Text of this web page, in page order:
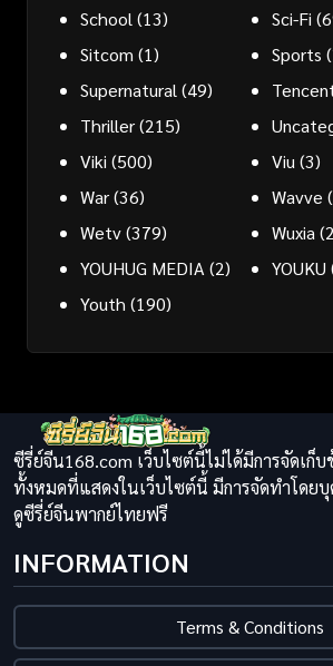
School (13) Sci-Fi
Sitcom (1) Sports
Supernatural (49)
Thriller(215)
Viki (500) Viu (3)
War(36) Wavve
Wetv(379) Wuxia
YOUHUG MEDIA (2) YOUKU
Youth (190)
ซีรี่ย์จีน168.com เว็บไซต์นี้ไม่ได้มีการจัดเก็
ทั้งหมดที่แสดงในเว็บไซต์นี้ มีการจัดทำโดย
ดูซีรี่ย์จีนพากย์ไทยฟรี
INFORMATION
Terms & Conditions